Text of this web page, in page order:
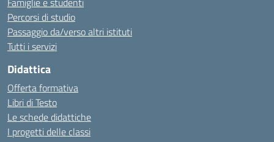
Percorsi di studio
Passaggio da/verso altri istituti
Tutti i servizi
Didattica
Offerta formativa
Libri di Testo
Le schede didattiche
I progetti delle classi